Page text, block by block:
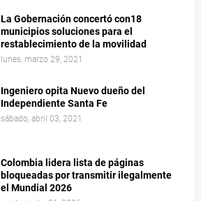
La Gobernación concertó con18
municipios soluciones para el
restablecimiento de la movilidad
lunes, marzo 29, 2021
Ingeniero opita Nuevo dueño del
Independiente Santa Fe
sábado, abril 03, 2021
Colombia lidera lista de páginas
bloqueadas por transmitir ilegalmente
el Mundial 2026